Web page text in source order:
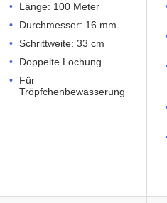
Länge: 100 Meter
Durchmesser: 16 mm
Schrittweite: 33 cm
Doppelte Lochung
Für
Tröpfchenbewässerung